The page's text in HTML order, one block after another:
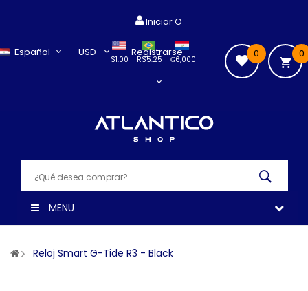
Español USD
$1.00 ₲6,000
R$5.25
Iniciar O
Registrarse 0
0
MENU
Reloj Smart G-Tide R3 - Black